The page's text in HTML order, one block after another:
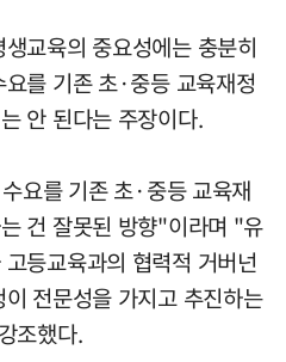
교육의 중요성에는 충분히
를 기존 초·중등 교육재정
안 된다는 주장이다.
요를 기존 초·중등 교육재
건 잘못된 방향"이라며 "유
등교육과의 협력적 거버넌
전문성을 가지고 추진하는
조했다.